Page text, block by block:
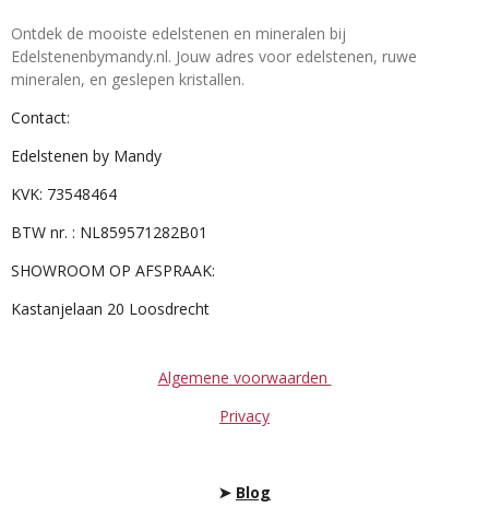
Ontdek de mooiste edelstenen en mineralen bij
Edelstenenbymandy.nl. Jouw adres voor edelstenen, ruwe
mineralen, en geslepen kristallen.
Contact:
Edelstenen by Mandy
KVK: 73548464
BTW nr. : NL859571282B01
SHOWROOM OP AFSPRAAK:
Kastanjelaan 20 Loosdrecht
Algemene voorwaarden
Privacy
➤ Blog